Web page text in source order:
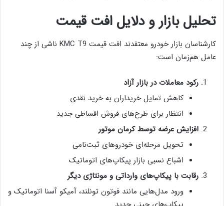
تحلیل بازار و دلایل افت قیمت
کارشناسان بازار خودرو معتقدند افت قیمت KMC T9 ناشی از چند
عامل هم‌زمان است:
رکود معاملات در بازار آزاد
کاهش تمایل خریداران به خرید نقدی
انتظار برای طرح‌های فروش اقساطی جدید
افزایش عرضه توسط کرمان موتور
تحویل مرحله‌ای خودروهای ثبت‌نامی
اشباع نسبی بازار پیکاپ‌های اتوماتیک
رقابت با پیکاپ‌های وارداتی و مونتاژی دیگر
ورود مدل‌هایی مانند فوتون تونلند، آمیکو آسنا اتوماتیک و